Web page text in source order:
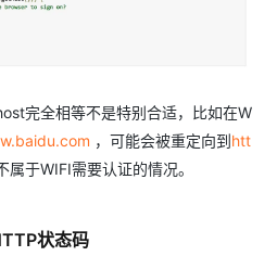
完全相等不是特别合适，比如在W
，可能会被重定向到htt
属于WIFI需要认证的情况。
状态码